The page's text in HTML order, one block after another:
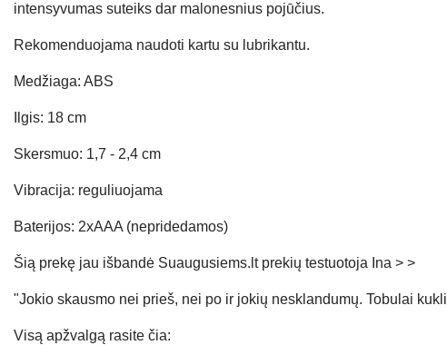
intensyvumas suteiks dar malonesnius pojūčius.
Rekomenduojama naudoti kartu su lubrikantu.
Medžiaga: ABS
Ilgis: 18 cm
Skersmuo: 1,7 - 2,4 cm
Vibracija: reguliuojama
Baterijos: 2xAAA (nepridedamos)
Šią prekę jau išbandė Suaugusiems.lt prekių testuotoja Ina​ > >
"Jokio skausmo nei prieš, nei po ir jokių nesklandumų. Tobulai
Visą apžvalgą rasite čia: